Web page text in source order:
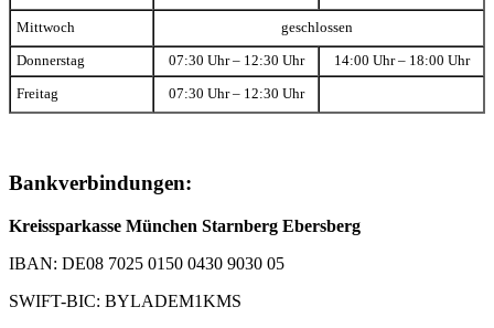
Mittwoch geschlossen
Donnerstag 07:30 Uhr – 12:30 Uhr 14:00 Uhr – 18:00 Uhr
Freitag 07:30 Uhr – 12:30 Uhr
Bankverbindungen:
Kreissparkasse München Starnberg Ebersberg
IBAN: DE08 7025 0150 0430 9030 05
SWIFT-BIC: BYLADEM1KMS